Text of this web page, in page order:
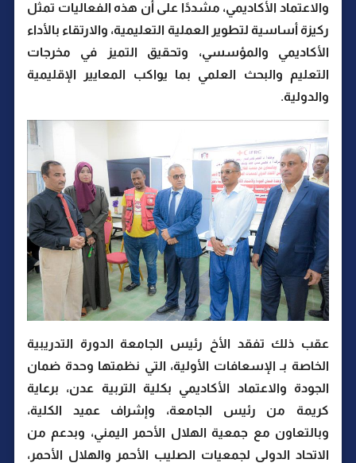
والاعتماد الأكاديمي، مشددًا على أن هذه الفعاليات تمثل
ركيزة أساسية لتطوير العملية التعليمية، والارتقاء بالأداء
الأكاديمي والمؤسسي، وتحقيق التميز في مخرجات
التعليم والبحث العلمي بما يواكب المعايير الإقليمية
والدولية.
عقب ذلك تفقد الأخ رئيس الجامعة الدورة التدريبية
الخاصة بـ الإسعافات الأولية، التي نظمتها وحدة ضمان
الجودة والاعتماد الأكاديمي بكلية التربية عدن، برعاية
كريمة من رئيس الجامعة، وإشراف عميد الكلية،
وبالتعاون مع جمعية الهلال الأحمر اليمني، وبدعم من
الاتحاد الدولي لجمعيات الصليب الأحمر والهلال الأحمر،